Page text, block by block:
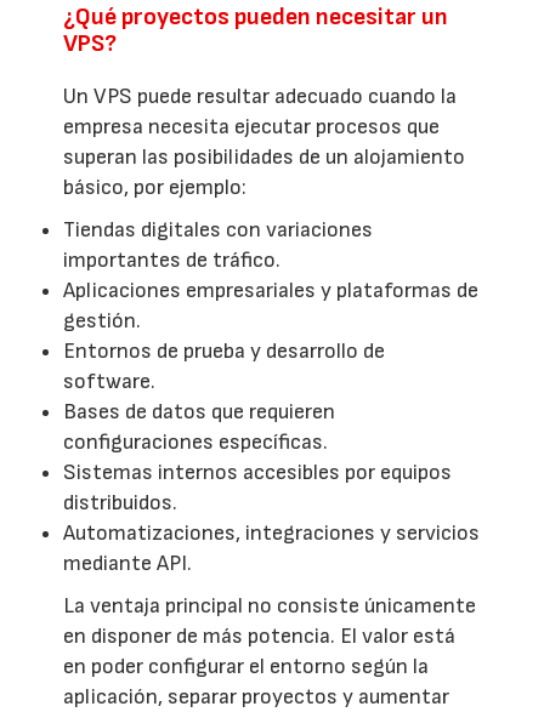
¿Qué proyectos pueden necesitar un
VPS?
Un VPS puede resultar adecuado cuando la
empresa necesita ejecutar procesos que
superan las posibilidades de un alojamiento
básico, por ejemplo:
Tiendas digitales con variaciones
importantes de tráfico.
Aplicaciones empresariales y plataformas de
gestión.
Entornos de prueba y desarrollo de
software.
Bases de datos que requieren
configuraciones específicas.
Sistemas internos accesibles por equipos
distribuidos.
Automatizaciones, integraciones y servicios
mediante API.
La ventaja principal no consiste únicamente
en disponer de más potencia. El valor está
en poder configurar el entorno según la
aplicación, separar proyectos y aumentar